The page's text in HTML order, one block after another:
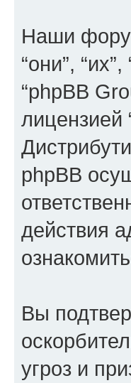
Наши
“они”,
“phpBB
лицензией
phpBB
действия
Вы
угроз и